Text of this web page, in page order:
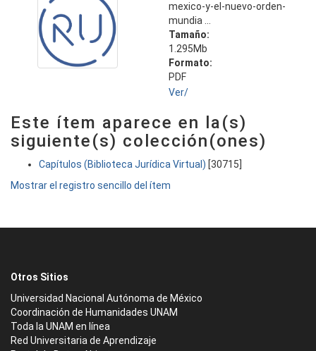
mexico-y-el-nuevo-orden-
mundia ...
Tamaño:
1.295Mb
Formato:
PDF
Ver/
Este ítem aparece en la(s)
siguiente(s) colección(ones)
Capítulos (Biblioteca Jurídica Virtual) [30715]
Mostrar el registro sencillo del ítem
Otros Sitios
Universidad Nacional Autónoma de México
Coordinación de Humanidades UNAM
Toda la UNAM en línea
Red Universitaria de Aprendizaje